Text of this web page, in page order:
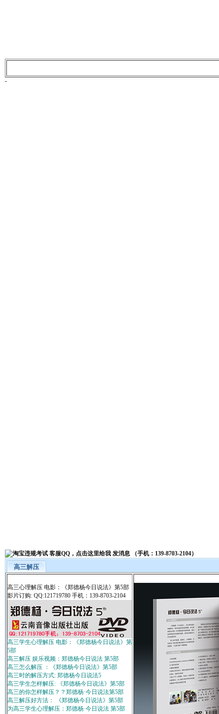
-
高三解压
高三心理解压 电影：《郑德杨今日说法》第5部
影片订购: QQ:121719780 手机：139-8703-2104
高三学生心理解压 电影：《郑德杨今日说法》第
5部
高三解压 娱乐视频：郑德杨今日说法 第5部
高三怎么解压 ：《郑德杨今日说法》第5部
高三时的解压方式: 郑德杨今日说法5
高三学生怎样解压: 《郑德杨今日说法》第5部
高三的你怎样解压？？郑德杨·今日说法第5部
高三解压好方法： 《郑德杨今日说法》第5部
为高三学生心理解压：郑德杨·今日说法 第5部